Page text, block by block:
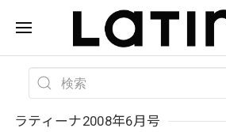
ラティーナ2008年6月号